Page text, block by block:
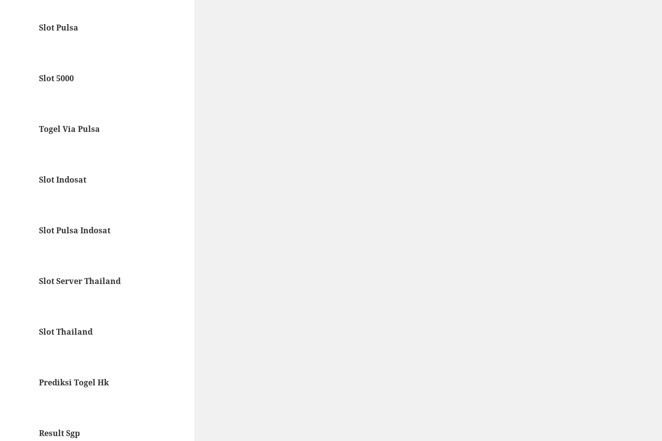
Slot Pulsa
Slot 5000
Togel Via Pulsa
Slot Indosat
Slot Pulsa Indosat
Slot Server Thailand
Slot Thailand
Prediksi Togel Hk
Result Sgp